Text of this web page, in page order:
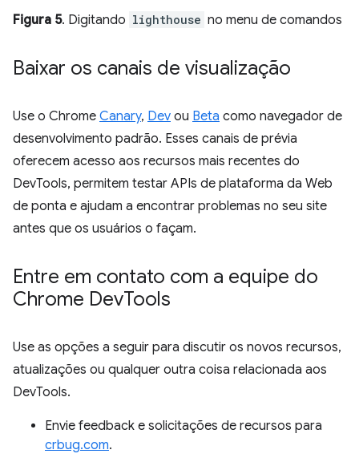
Figura 5. Digitando lighthouse no menu de comandos
Baixar os canais de visualização
Use o Chrome Canary, Dev ou Beta como navegador de
desenvolvimento padrão. Esses canais de prévia
oferecem acesso aos recursos mais recentes do
DevTools, permitem testar APIs de plataforma da Web
de ponta e ajudam a encontrar problemas no seu site
antes que os usuários o façam.
Entre em contato com a equipe do
Chrome DevTools
Use as opções a seguir para discutir os novos recursos,
atualizações ou qualquer outra coisa relacionada aos
DevTools.
Envie feedback e solicitações de recursos para
crbug.com.